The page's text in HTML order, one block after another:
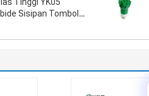
Sisipan Tombol